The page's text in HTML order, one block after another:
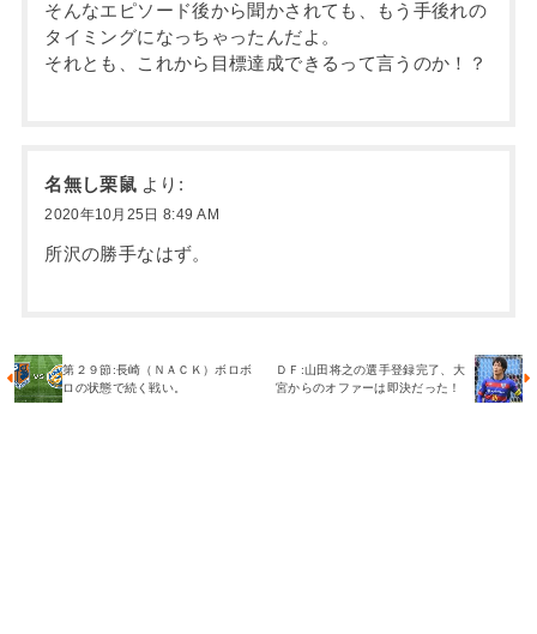
そんなエピソード後から聞かされても、もう手後れの
タイミングになっちゃったんだよ。
それとも、これから目標達成できるって言うのか！？
名無し栗鼠 より:
2020年10月25日 8:49 AM
所沢の勝手なはず。
第２９節:長崎（ＮＡＣＫ）ボロボ
ロの状態で続く戦い。
ＤＦ:山田将之の選手登録完了、大
宮からのオファーは即決だった！